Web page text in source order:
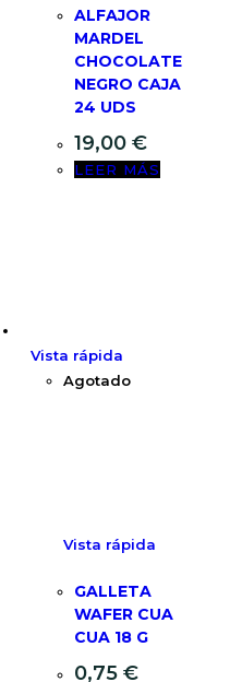
ALFAJOR
MARDEL
CHOCOLATE
NEGRO CAJA
24 UDS
19,00 €
LEER MÁS
Vista rápida
Agotado
Vista rápida
GALLETA
WAFER CUA
CUA 18 G
0,75 €